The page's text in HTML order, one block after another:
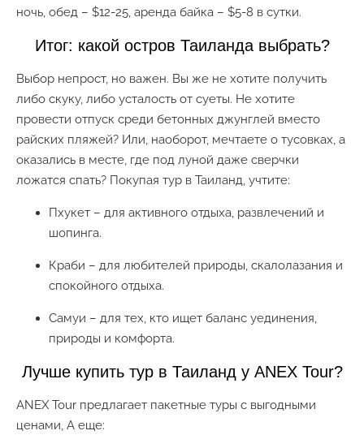
ночь, обед – $12-25, аренда байка – $5-8 в сутки.
Итог: какой остров Таиланда выбрать?
Выбор непрост, но важен. Вы же не хотите получить
либо скуку, либо усталость от суеты. Не хотите
провести отпуск среди бетонных джунглей вместо
райских пляжей? Или, наоборот, мечтаете о тусовках, а
оказались в месте, где под луной даже сверчки
ложатся спать? Покупая тур в Таиланд, учтите:
Пхукет – для активного отдыха, развлечений и
шопинга.
Краби – для любителей природы, скалолазания и
спокойного отдыха.
Самуи – для тех, кто ищет баланс уединения,
природы и комфорта.
Лучше купить тур в Таиланд у ANEX Tour?
ANEX Tour предлагает пакетные туры с выгодными
ценами, А еще: